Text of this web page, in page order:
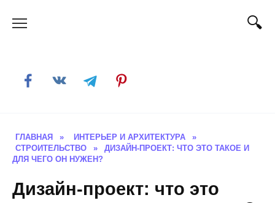
ГЛАВНАЯ » ИНТЕРЬЕР И АРХИТЕКТУРА
»
СТРОИТЕЛЬСТВО
»
ДИЗАЙН-ПРОЕКТ: ЧТО ЭТО ТАКОЕ И
ДЛЯ ЧЕГО ОН НУЖЕН?
Дизайн-проект: что это